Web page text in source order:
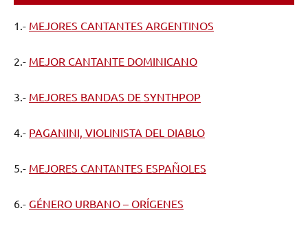
1.- MEJORES CANTANTES ARGENTINOS
2.- MEJOR CANTANTE DOMINICANO
3.- MEJORES BANDAS DE SYNTHPOP
4.- PAGANINI, VIOLINISTA DEL DIABLO
5.- MEJORES CANTANTES ESPAÑOLES
6.- GÉNERO URBANO – ORÍGENES